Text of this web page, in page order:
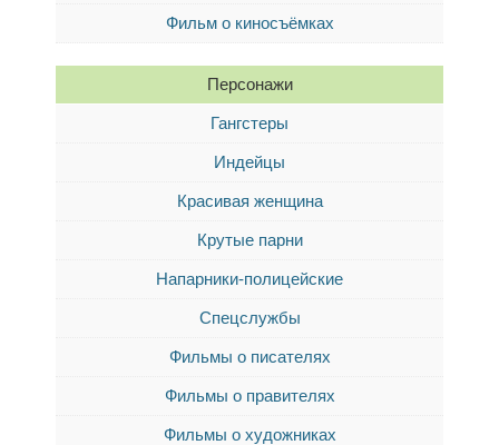
Фильм о киносъёмках
Персонажи
Гангстеры
Индейцы
Красивая женщина
Крутые парни
Напарники-полицейские
Спецслужбы
Фильмы о писателях
Фильмы о правителях
Фильмы о художниках